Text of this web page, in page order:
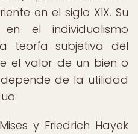
en el siglo XIX. Su
el individualismo
teoría subjetiva del
el valor de un bien o
de la utilidad
y Friedrich Hayek